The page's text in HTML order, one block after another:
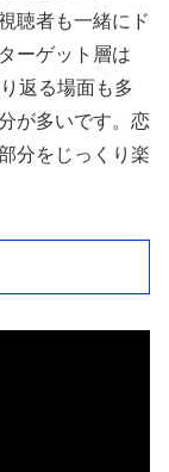
聴者も一緒にド
ーゲット層は
返る場面も多
が多いです。恋
分をじっくり楽